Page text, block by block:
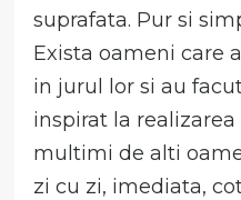
suprafata. Pur si
Exista oameni care
in jurul lor si au
inspirat la
multimi de alti
zi cu zi, imediata,